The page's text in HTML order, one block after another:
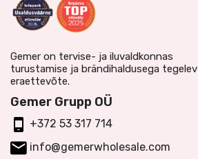
Gemer on tervise- ja iluvaldkonnas
turustamise ja brändihaldusega tegelev
eraettevõte.
Gemer Grupp OÜ
+372 53 317 714
info@gemerwholesale.com